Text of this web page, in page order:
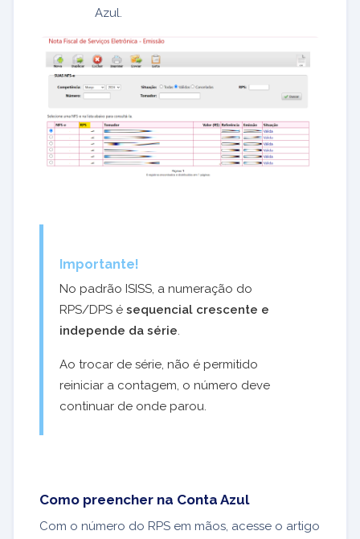
Azul.
Importante!
No padrão ISISS, a numeração do
RPS/DPS é sequencial crescente e
independe da série.
Ao trocar de série, não é permitido
reiniciar a contagem, o número deve
continuar de onde parou.
Como preencher na Conta Azul
Com o número do RPS em mãos, acesse o artigo